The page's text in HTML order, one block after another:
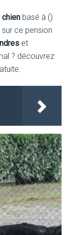
chienbasé à ()
ce pension
et
? découvrez